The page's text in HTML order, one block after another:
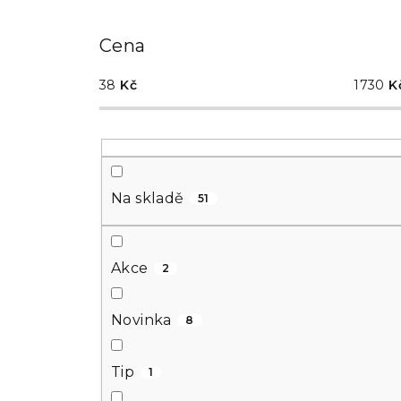
Cena
38 Kč 1730
Na skladě 51
Akce 2
Novinka 8
Tip 1